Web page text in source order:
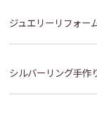
ジュエリーリフォー
シルバーリング手作